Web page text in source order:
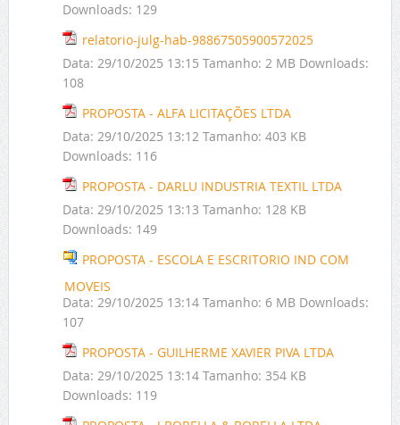
Downloads: 129
relatorio-julg-hab-98867505900572025
Data: 29/10/2025 13:15 Tamanho: 2 MB Downloads:
108
PROPOSTA - ALFA LICITAÇÕES LTDA
Data: 29/10/2025 13:12 Tamanho: 403 KB
Downloads: 116
PROPOSTA - DARLU INDUSTRIA TEXTIL LTDA
Data: 29/10/2025 13:13 Tamanho: 128 KB
Downloads: 149
PROPOSTA - ESCOLA E ESCRITORIO IND COM
MOVEIS
Data: 29/10/2025 13:14 Tamanho: 6 MB Downloads:
107
PROPOSTA - GUILHERME XAVIER PIVA LTDA
Data: 29/10/2025 13:14 Tamanho: 354 KB
Downloads: 119